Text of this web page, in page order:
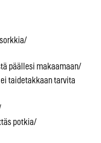
päällesi makaamaan/
taidetakkaan tarvita
potkia/